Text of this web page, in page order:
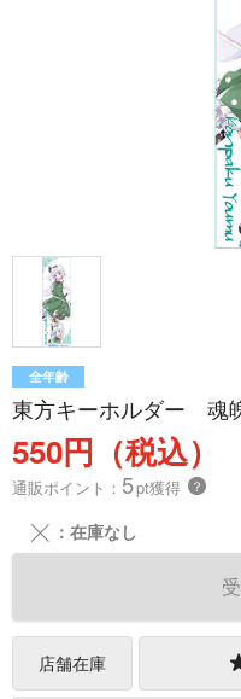
全年齢
東方キーホルダー 魂
550円（税込）
通販ポイント： 5pt獲得 ？
╳ ：在庫なし
店舗在庫